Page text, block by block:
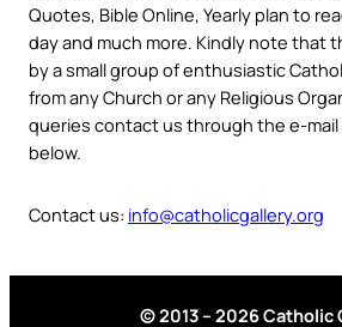
Quotes, Bible Online, Yearly plan to
day and much more. Kindly note that
by a small group of enthusiastic
from any Church or any Religious
queries contact us through the e-mail
below.
Contact us: info@catholicgallery.org
© 2013 – 2026 Catholic